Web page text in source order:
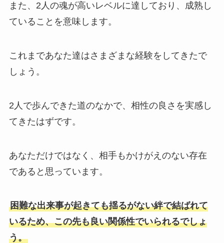
また、2人の魂が高いレベルに達しており、成熟し
ていることを意味します。
これまであなた達はさまざまな経験をしてきたで
しょう。
2人で歩んできた道のなかで、相性の良さを実感し
てきたはずです。
あなただけではなく、相手もかけがえのない存在
であると思っています。
困難な出来事が起きても揺るがない絆で結ばれて
いるため、この先も良い関係性でいられるでしょ
う。